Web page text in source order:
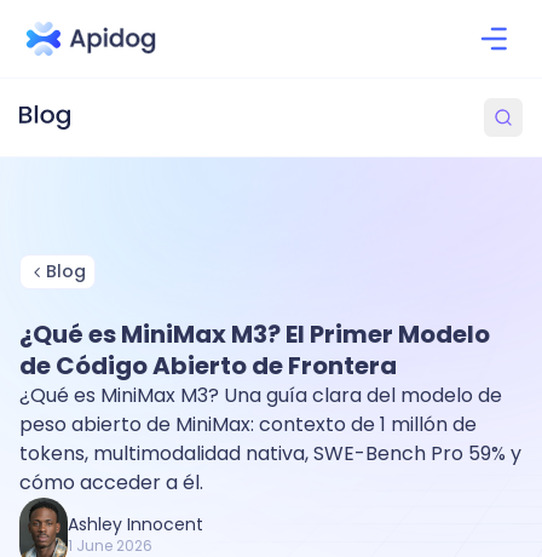
Blog
¿Qué es MiniMax M3? El Primer Modelo
de Código Abierto de Frontera
¿Qué es MiniMax M3? Una guía clara del modelo de
peso abierto de MiniMax: contexto de 1 millón de
tokens, multimodalidad nativa, SWE-Bench Pro 59% y
cómo acceder a él.
Ashley Innocent
1 June 2026